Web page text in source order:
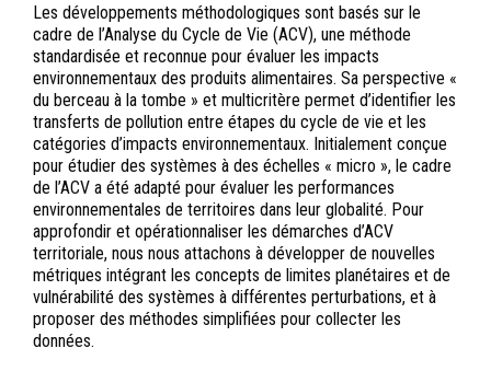
Les développements méthodologiques sont basés sur le
cadre de l’Analyse du Cycle de Vie (ACV), une méthode
standardisée et reconnue pour évaluer les impacts
environnementaux des produits alimentaires. Sa perspective «
du berceau à la tombe » et multicritère permet d’identifier les
transferts de pollution entre étapes du cycle de vie et les
catégories d’impacts environnementaux. Initialement conçue
pour étudier des systèmes à des échelles « micro », le cadre
de l’ACV a été adapté pour évaluer les performances
environnementales de territoires dans leur globalité. Pour
approfondir et opérationnaliser les démarches d’ACV
territoriale, nous nous attachons à développer de nouvelles
métriques intégrant les concepts de limites planétaires et de
vulnérabilité des systèmes à différentes perturbations, et à
proposer des méthodes simplifiées pour collecter les
données.